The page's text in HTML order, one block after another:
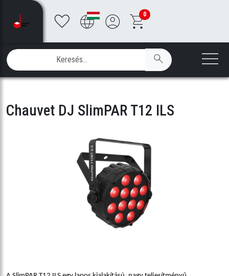
0
Chauvet DJ SlimPAR T12 ILS